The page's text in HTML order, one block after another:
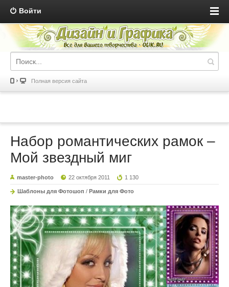
Войти
Полная версия сайта
Набор романтических рамок –
Мой звездный миг
master-photo 22 октября 2011 1 130
Шаблоны для Фотошоп / Рамки для Фото